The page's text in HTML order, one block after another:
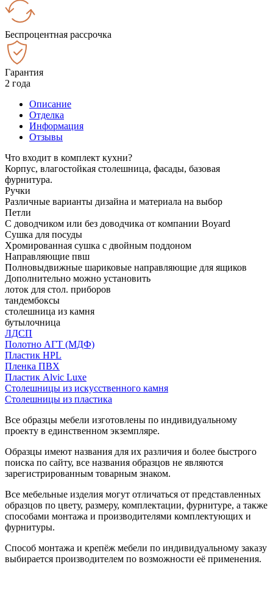
Беспроцентная рассрочка
Гарантия
2 года
Описание
Отделка
Информация
Отзывы
Что входит в комплект кухни?
Корпус, влагостойкая столешница, фасады, базовая
фурнитура.
Ручки
Различные варианты дизайна и материала на выбор
Петли
С доводчиком или без доводчика от компании Boyard
Сушка для посуды
Хромированная сушка с двойным поддоном
Направляющие пвш
Полновыдвижные шариковые направляющие для ящиков
Дополнительно можно установить
лоток для стол. приборов
тандембоксы
столешница из камня
бутылочница
ЛДСП
Полотно АГТ (МДФ)
Пластик HPL
Пленка ПВХ
Пластик Alvic Luxe
Столешницы из искусственного камня
Столешницы из пластика
Все образцы мебели изготовлены по индивидуальному
проекту в единственном экземпляре.
Образцы имеют названия для их различия и более быстрого
поиска по сайту, все названия образцов не являются
зарегистрированным товарным знаком.
Все мебельные изделия могут отличаться от представленных
образцов по цвету, размеру, комплектации, фурнитуре, а также
способами монтажа и производителями комплектующих и
фурнитуры.
Способ монтажа и крепёж мебели по индивидуальному заказу
выбирается производителем по возможности её применения.